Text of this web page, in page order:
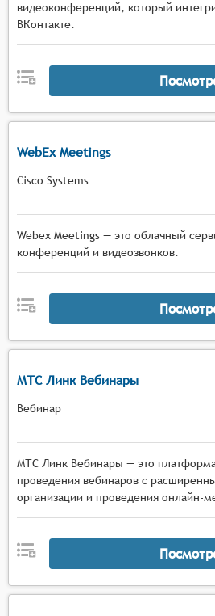
видеоконференций, который
ВКонтакте.
WebEx Meetings
Cisco Systems
Webex Meetings — это облачный
конференций и видеозвонков.
МТС Линк Вебинары
Вебинар
МТС Линк Вебинары — это
проведения вебинаров с
организации и проведения онлайн-